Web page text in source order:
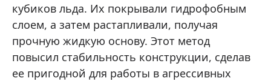
кубиков льда. Их покрывали гидрофобным
слоем, а затем растапливали, получая
прочную жидкую основу. Этот метод
повысил стабильность конструкции, сделав
ее пригодной для работы в агрессивных